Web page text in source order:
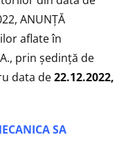
ANUNŢĂ
aflate în
prin ședință de
data de22.12.2022,
SA